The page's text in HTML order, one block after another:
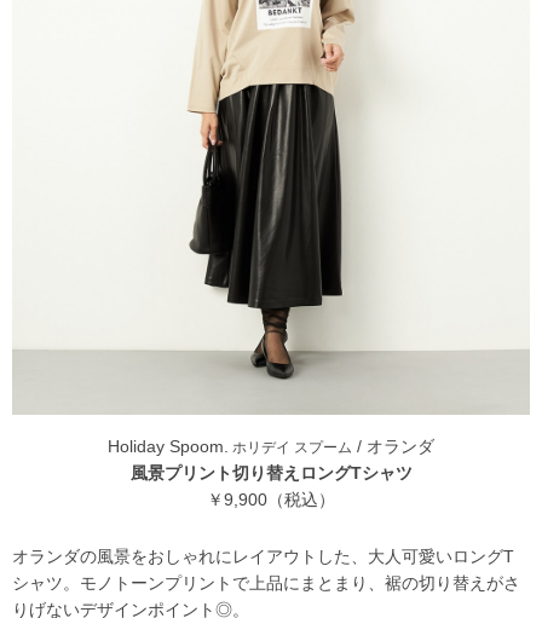
Holiday Spoom. ホリデイ スプーム / オランダ
風景プリント切り替えロングTシャツ
￥9,900（税込）
オランダの風景をおしゃれにレイアウトした、大人可愛いロングT
シャツ。モノトーンプリントで上品にまとまり、裾の切り替えがさ
りげないデザインポイント◎。